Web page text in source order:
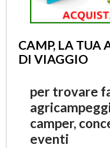
CAMP, LA TUA
DI VIAGGIO
per trovare
camper,
eventi